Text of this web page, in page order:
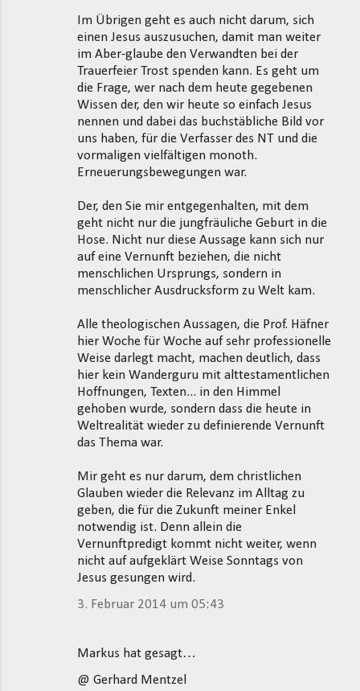
Im Übrigen geht es auch nicht darum, sich
einen Jesus auszusuchen, damit man weiter
im Aber-glaube den Verwandten bei der
Trauerfeier Trost spenden kann. Es geht um
die Frage, wer nach dem heute gegebenen
Wissen der, den wir heute so einfach Jesus
nennen und dabei das buchstäbliche Bild vor
uns haben, für die Verfasser des NT und die
vormaligen vielfältigen monoth.
Erneuerungsbewegungen war.
Der, den Sie mir entgegenhalten, mit dem
geht nicht nur die jungfräuliche Geburt in die
Hose. Nicht nur diese Aussage kann sich nur
auf eine Vernunft beziehen, die nicht
menschlichen Ursprungs, sondern in
menschlicher Ausdrucksform zu Welt kam.
Alle theologischen Aussagen, die Prof. Häfner
hier Woche für Woche auf sehr professionelle
Weise darlegt macht, machen deutlich, dass
hier kein Wanderguru mit alttestamentlichen
Hoffnungen, Texten... in den Himmel
gehoben wurde, sondern dass die heute in
Weltrealität wieder zu definierende Vernunft
das Thema war.
Mir geht es nur darum, dem christlichen
Glauben wieder die Relevanz im Alltag zu
geben, die für die Zukunft meiner Enkel
notwendig ist. Denn allein die
Vernunftpredigt kommt nicht weiter, wenn
nicht auf aufgeklärt Weise Sonntags von
Jesus gesungen wird.
3. Februar 2014 um 05:43
Markus hat gesagt…
@ Gerhard Mentzel